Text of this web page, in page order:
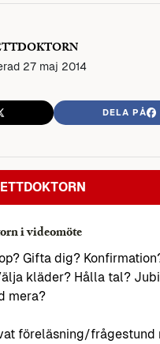
27 maj 2014
DELA PÅ
i videomöte
Gifta dig?
kläder? Hålla tal?
mera?
föreläsning/frågestund